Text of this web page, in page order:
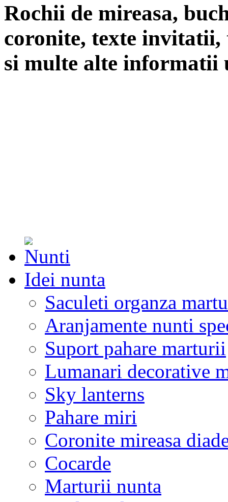
Rochii de mireasa,
coronite, texte
si multe alte informatii
Idei nunta
Saculeti organza
Aranjamente nunti
Suport pahare marturii
Lumanari decorative
Sky lanterns
Pahare miri
Coronite mireasa
Cocarde
Marturii nunta